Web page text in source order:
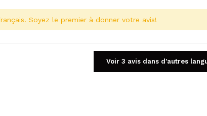
Soyez le premier à donner votre avis!
Voir 3 avis dans d'autres